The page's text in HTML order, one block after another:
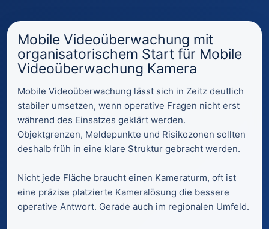
Mobile Videoüberwachung mit
organisatorischem Start für Mobile
Videoüberwachung Kamera
Mobile Videoüberwachung lässt sich in Zeitz deutlich
stabiler umsetzen, wenn operative Fragen nicht erst
während des Einsatzes geklärt werden.
Objektgrenzen, Meldepunkte und Risikozonen sollten
deshalb früh in eine klare Struktur gebracht werden.
Nicht jede Fläche braucht einen Kameraturm, oft ist
eine präzise platzierte Kameralösung die bessere
operative Antwort. Gerade auch im regionalen Umfeld.